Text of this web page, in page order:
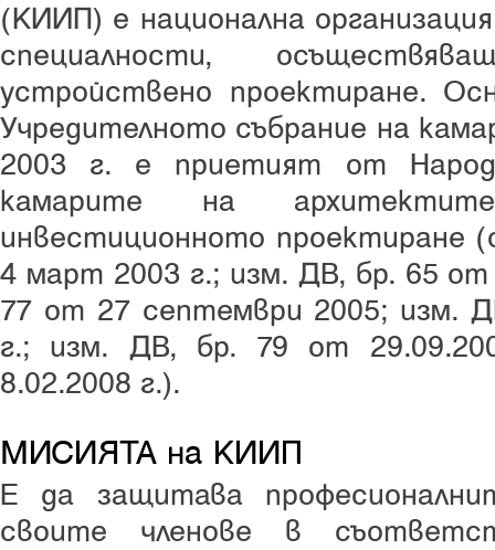
(КИИП) е национална
специалности,
устройствено проектиране.
Учредителното събрание на
2003 г. е приетият от
камарите на
инвестиционното проектиране
4 март 2003 г.; изм. ДВ, бр. 65
77 от 27 септември 2005; изм.
г.; изм. ДВ, бр. 79 от
8.02.2008 г.).
МИСИЯТА на КИИП
Е да защитава
своите членове в